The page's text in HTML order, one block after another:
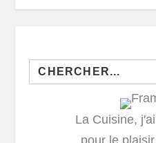
Search
for:
La Cuisine,
pour le